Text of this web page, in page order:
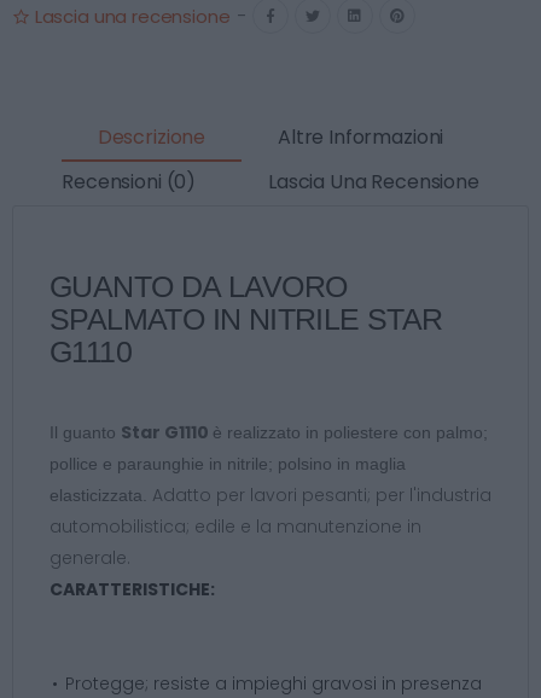
Lascia una recensione -
Descrizione
Altre Informazioni
Recensioni (0)
Lascia Una Recensione
GUANTO DA LAVORO
SPALMATO IN NITRILE STAR
G1110
Il guanto Star G1110 è realizzato in poliestere con palmo;
pollice e paraunghie in nitrile; polsino in maglia
elasticizzata.
Adatto per lavori pesanti; per l'industria
automobilistica; edile e la manutenzione in
generale.
CARATTERISTICHE:
Protegge; resiste a impieghi gravosi in presenza